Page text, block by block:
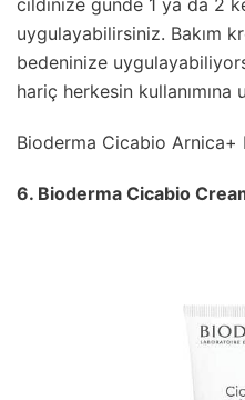
cildinize günde 1 ya da 2
uygulayabilirsiniz. Bakım
bedeninize
hariç herkesin kullanımına
Bioderma Cicabio Arnica+
6. Bioderma Cicabio